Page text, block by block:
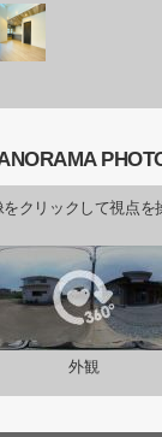
をクリックして視点を
外観